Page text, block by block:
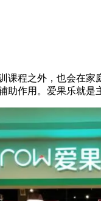
程之外，也会在
作用。爱果乐就